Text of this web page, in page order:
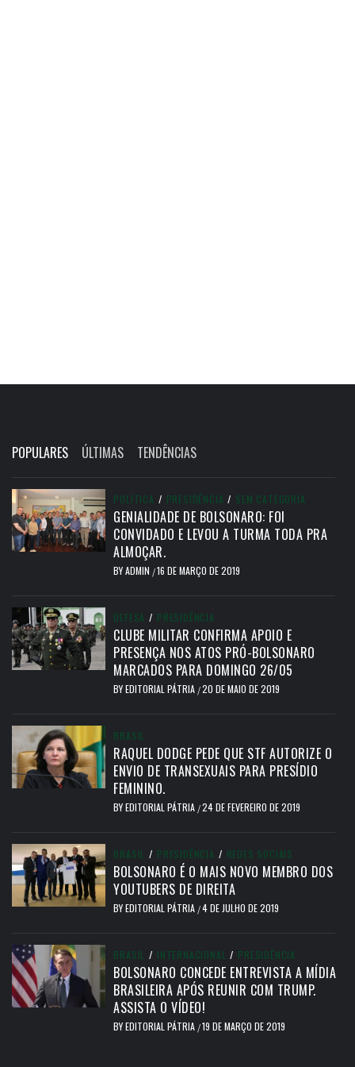
POPULARES ÚLTIMAS TENDÊNCIAS
POLÍTICA / PRESIDÊNCIA / SEM CATEGORIA
GENIALIDADE DE BOLSONARO: FOI
CONVIDADO E LEVOU A TURMA TODA PRA
ALMOÇAR.
BYADMIN /16 DE MARÇO DE 2019
DEFESA / PRESIDÊNCIA
CLUBE MILITAR CONFIRMA APOIO E
PRESENÇA NOS ATOS PRÓ-BOLSONARO
MARCADOS PARA DOMINGO 26/05
BYEDITORIAL PÁTRIA /20 DE MAIO DE 2019
BRASIL
RAQUEL DODGE PEDE QUE STF AUTORIZE O
ENVIO DE TRANSEXUAIS PARA PRESÍDIO
FEMININO.
BYEDITORIAL PÁTRIA /24 DE FEVEREIRO DE 2019
BRASIL / PRESIDÊNCIA / REDES SOCIAIS
BOLSONARO É O MAIS NOVO MEMBRO DOS
YOUTUBERS DE DIREITA
BYEDITORIAL PÁTRIA /4 DE JULHO DE 2019
BRASIL / INTERNACIONAL / PRESIDÊNCIA
BOLSONARO CONCEDE ENTREVISTA A MÍDIA
BRASILEIRA APÓS REUNIR COM TRUMP.
ASSISTA O VÍDEO!
BYEDITORIAL PÁTRIA /19 DE MARÇO DE 2019